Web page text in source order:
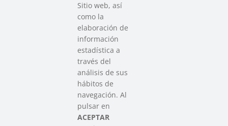
SAREEN SAREA
Asociación que agrupa a las redes
del Tercer Sector Social en Euskadi
Sitio web, así
como la
elaboración de
información
estadística a
través del
análisis de sus
hábitos de
navegación. Al
pulsar en
ACEPTAR